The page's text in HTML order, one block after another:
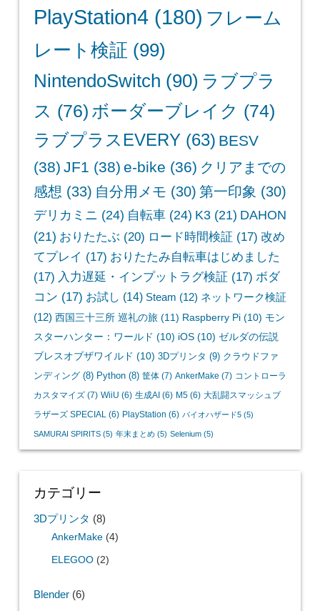
PlayStation4(180) フレーム
レート検証 (99)
NintendoSwitch (90) ラブプラ
ス (76) ボーダーブレイク (74)
ラブプラスEVERY(63) BESV
(38) JF1 (38) e-bike (36) クリアまでの
感想 (33) 自分用メモ (30) 第一印象 (30)
デリカミニ (24) 自転車(24) K3(21) DAHON
(21) おりたたぶ (20) ロード時間検証 (17) 改め
てプレイ (17) おりたたみ自転車はじめました
(17) 入力遅延・インプットラグ検証 (17) ボダ
コン (17) お試し (14) Steam (12) ネットワーク検証
(12) 西国三十三所 巡礼の旅(11) Raspberry Pi(10) モン
スターハンター：ワールド (10) iOS(10) ゼルダの伝説
ブレスオブザワイルド (10) 3Dプリンタ (9) クラウドファ
ンディング(8) Python(8) 筐体(7) AnkerMake (7) コントローラ
カスタマイズ(7) WiiU (6) 生成AI (6) M5(6) 大乱闘スマッシュブ
ラザーズ SPECIAL (6) PlayStation (6) バイオハザード5(5)
SAMURAI SPIRITS(5) 年末まとめ(5) Selenium(5)
カテゴリー
3Dプリンタ (8)
AnkerMake(4)
ELEGOO(2)
Blender(6)